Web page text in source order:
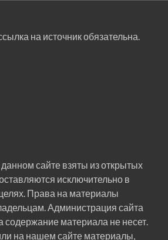
на источник обязательна.
сайте взяты из открытых
исключительно в
Права на материалы
Администрация сайта
содержание материала не несет.
на нашем сайте материалы,